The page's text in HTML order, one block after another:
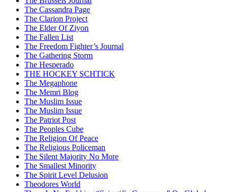
The Cassandra Page
The Clarion Project
The Elder Of Ziyon
The Fallen List
The Freedom Fighter’s Journal
The Gathering Storm
The Hesperado
THE HOCKEY SCHTICK
The Megaphone
The Memri Blog
The Muslim Issue
The Muslim Issue
The Patriot Post
The Peoples Cube
The Religion Of Peace
The Religious Policeman
The Silent Majority No More
The Smallest Minority
The Spirit Level Delusion
Theodores World